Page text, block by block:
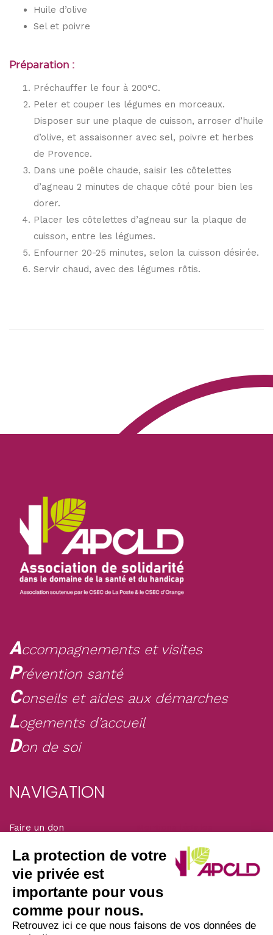
Huile d’olive
Sel et poivre
Préparation :
Préchauffer le four à 200°C.
Peler et couper les légumes en morceaux.
Disposer sur une plaque de cuisson, arroser d’huile
d’olive, et assaisonner avec sel, poivre et herbes
de Provence.
Dans une poêle chaude, saisir les côtelettes
d’agneau 2 minutes de chaque côté pour bien les
dorer.
Placer les côtelettes d’agneau sur la plaque de
cuisson, entre les légumes.
Enfourner 20-25 minutes, selon la cuisson désirée.
Servir chaud, avec des légumes rôtis.
Accompagnements et visites
Prévention santé
Conseils et aides aux démarches
Logements d’accueil
Don de soi
NAVIGATION
Faire un don
Solidarité magazine
SIÈGE DE L’ASSOCIATION
La protection de votre
vie privée est
importante pour vous
comme pour nous.
Retrouvez ici ce que nous faisons de vos données de